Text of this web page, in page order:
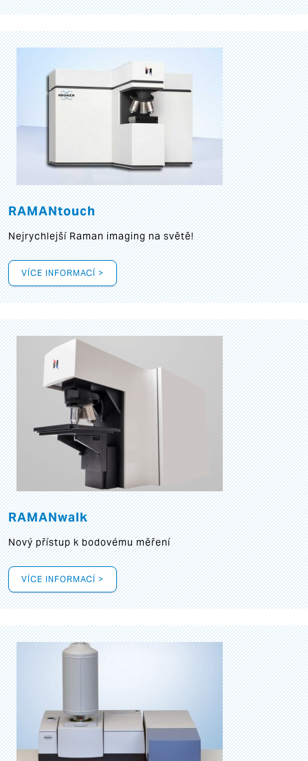
RAMANtouch
Nejrychlejší Raman imaging na světě!
VÍCE INFORMACÍ >
RAMANwalk
Nový přístup k bodovému měření
VÍCE INFORMACÍ >